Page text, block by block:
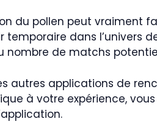
du pollen peut vraiment
dans l’univers
de matchs
autres applications de
à votre expérience,